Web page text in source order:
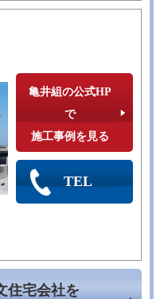
亀井組の公式HP
で
施工事例を見る
TEL
住宅会社を